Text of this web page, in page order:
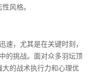
风格。
速，尤其是在关键时刻，
的挑战。面对众多羽坛顶
的战术执行力和心理优